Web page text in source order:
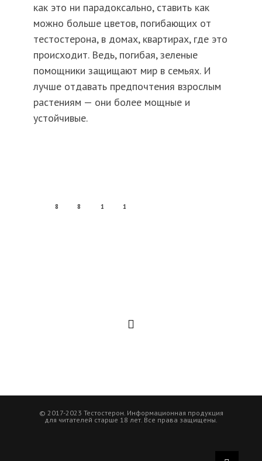
как это ни парадоксально, ставить как
можно больше цветов, погибающих от
тестостерона, в домах, квартирах, где это
происходит. Ведь, погибая, зеленые
помощники защищают мир в семьях. И
лучше отдавать предпочтения взрослым
растениям — они более мощные и
устойчивые.
8 8 1 1
© 2017-2023 Тестостерон. Информационная продукция
для читателей старше 18 лет. Все права защищены.